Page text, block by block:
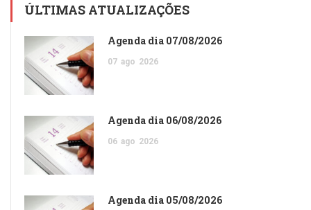
ÚLTIMAS ATUALIZAÇÕES
Agenda dia 07/08/2026
07 ago 2026
Agenda dia 06/08/2026
06 ago 2026
Agenda dia 05/08/2026